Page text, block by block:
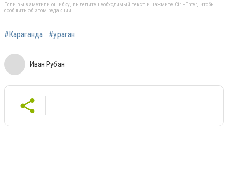
Если вы заметили ошибку, выделите необходимый текст и нажмите Ctrl+Enter, чтобы
сообщить об этом редакции
#Караганда #ураган
Иван Рубан